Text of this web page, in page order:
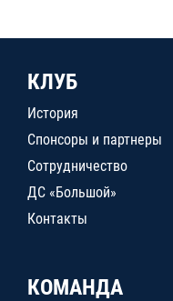
КЛУБ
История
Спонсоры и партнеры
Сотрудничество
ДС «Большой»
Контакты
КОМАНДА